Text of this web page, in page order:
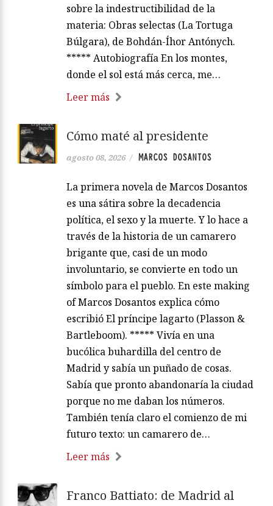
sobre la indestructibilidad de la
materia: Obras selectas (La Tortuga
Búlgara), de Bohdán-Íhor Antónych.
***** Autobiografía En los montes,
donde el sol está más cerca, me…
Leer más
Cómo maté al presidente
agosto 08, 2026 / MARCOS DOSANTOS
La primera novela de Marcos Dosantos
es una sátira sobre la decadencia
política, el sexo y la muerte. Y lo hace a
través de la historia de un camarero
brigante que, casi de un modo
involuntario, se convierte en todo un
símbolo para el pueblo. En este making
of Marcos Dosantos explica cómo
escribió El príncipe lagarto (Plasson &
Bartleboom). ***** Vivía en una
bucólica buhardilla del centro de
Madrid y sabía un puñado de cosas.
Sabía que pronto abandonaría la ciudad
porque no me daban los números.
También tenía claro el comienzo de mi
futuro texto: un camarero de…
Leer más
Franco Battiato: de Madrid al